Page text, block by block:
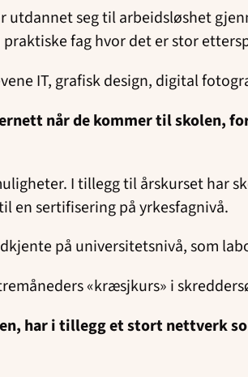
seg til arbeidsløshet
fag hvor det er stor
IT, grafisk design, digital
når de kommer til skolen,
I tillegg til årskurset har
en sertifisering på yrkesfagnivå.
på universitetsnivå, som
«kræsjkurs» i
har i tillegg et stort nettverk